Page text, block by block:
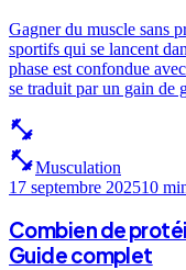
Gagner du muscle sans
sportifs qui se lancent
phase est confondue
se traduit par un gain de
fitness_center
fitness_centerMusculation
17 septembre 202510
Combien de
Guide complet